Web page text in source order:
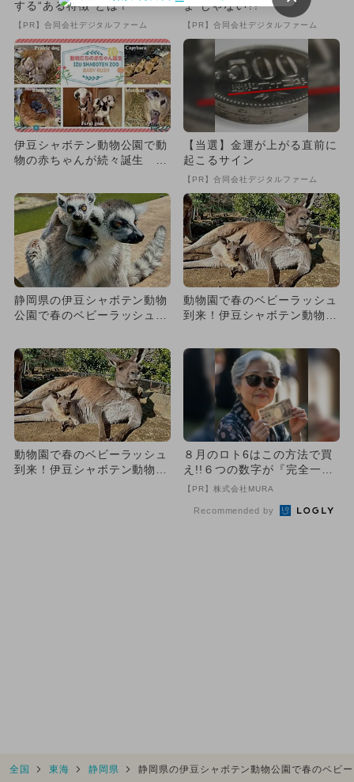
する“ある特徴”とは？
【PR】合同会社デジタルファーム
ま”じゃない?!
【PR】合同会社デジタルファーム
伊豆シャボテン動物公園で動
物の赤ちゃんが続々誕生 か
る
【当選】金運が上がる直前に
起こるサイン
【PR】合同会社デジタルファーム
静岡県の伊豆シャボテン動物
公園で春のベビーラッシュ
動物園で春のベビーラッシュ
到来！伊豆シャボテン動物公
動物園で春のベビーラッシュ
到来！伊豆シャボテン動物公
８月のロト6はこの方法で買
え!!６つの数字が『完全一
致』する方法
【PR】株式会社MURA
Recommended by
全国 東海 静岡県 静岡県の伊豆シャボテン動物公園で春のベビ